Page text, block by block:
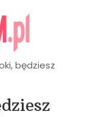
będziesz